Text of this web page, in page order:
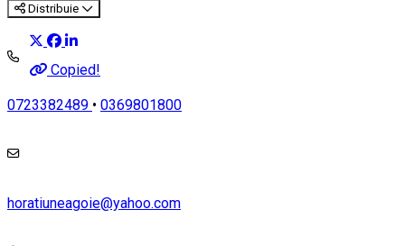
Distribuie
Copied!
0723382489 • 0369801800
horatiuneagoie@yahoo.com